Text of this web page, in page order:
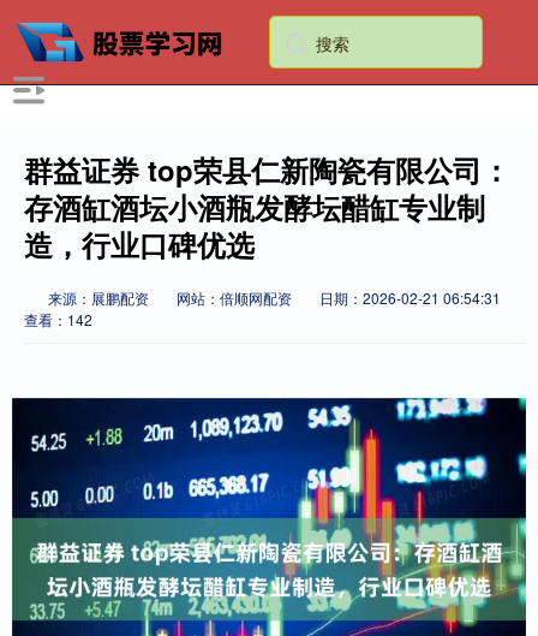
群益证券 top荣县仁新陶瓷有限公司：
存酒缸酒坛小酒瓶发酵坛醋缸专业制
造，行业口碑优选
来源：展鹏配资 网站：倍顺网配资
日期：2026-02-21 06:54:31
查看：142